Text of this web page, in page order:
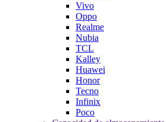
Vivo
Oppo
Realme
Nubia
TCL
Kalley
Huawei
Honor
Tecno
Infinix
Poco